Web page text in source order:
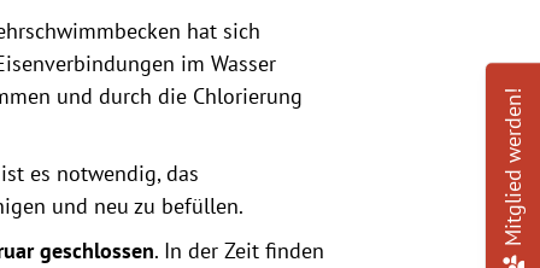
hat sich
im Wasser
und durch die Chlorierung
es notwendig, das
und neu zu befüllen.
geschlossen. In der Zeit finden
Mitglied werden!